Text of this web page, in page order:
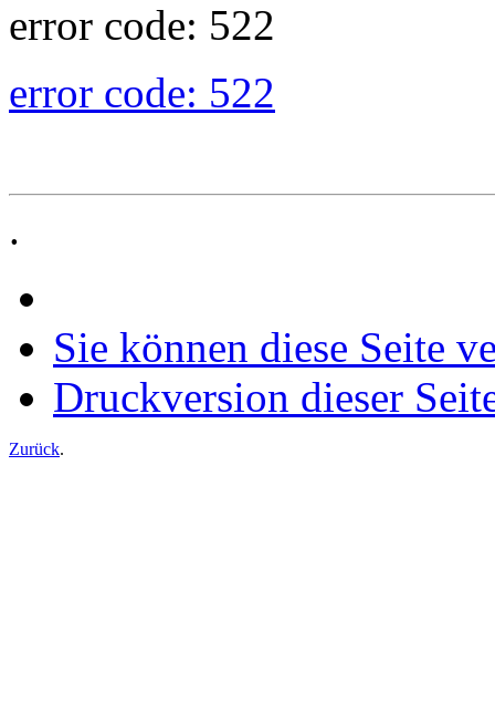
error code: 522
error code: 522
.
Sie können diese Seite
Druckversion dieser
Zurück.